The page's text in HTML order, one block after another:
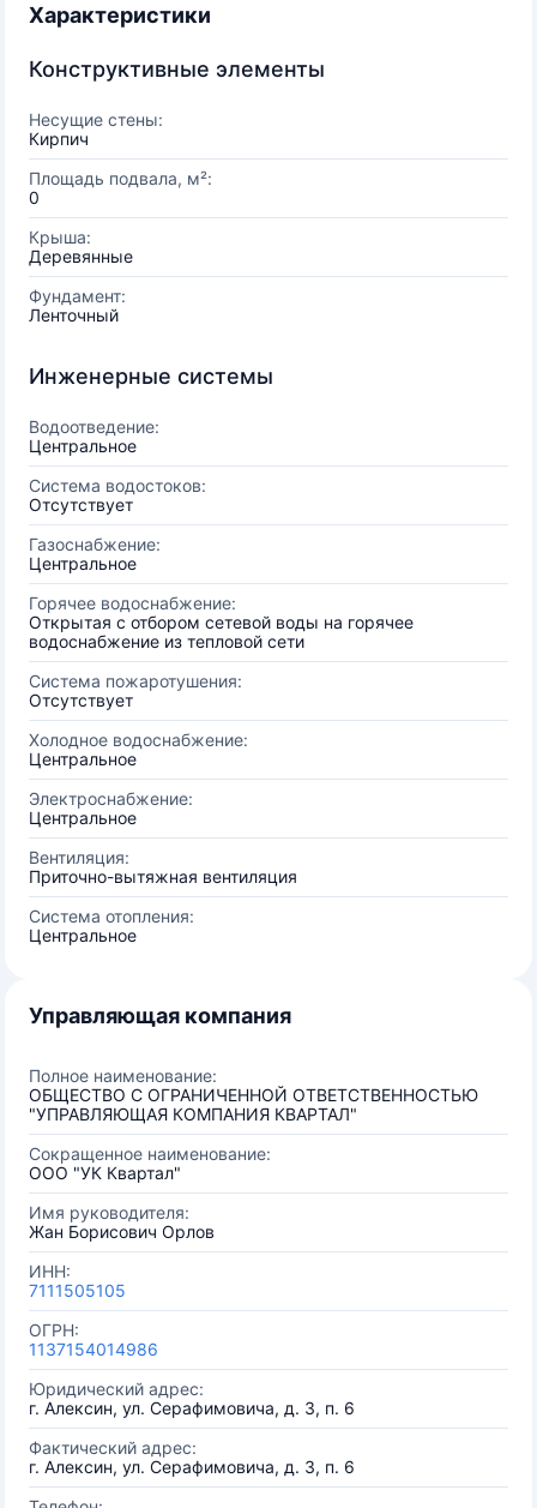
Характеристики
Конструктивные элементы
Несущие стены:
Кирпич
Площадь подвала, м²:
0
Крыша:
Деревянные
Фундамент:
Ленточный
Инженерные системы
Водоотведение:
Центральное
Система водостоков:
Отсутствует
Газоснабжение:
Центральное
Горячее водоснабжение:
Открытая с отбором сетевой воды на горячее
водоснабжение из тепловой сети
Система пожаротушения:
Отсутствует
Холодное водоснабжение:
Центральное
Электроснабжение:
Центральное
Вентиляция:
Приточно-вытяжная вентиляция
Система отопления:
Центральное
Управляющая компания
Полное наименование:
ОБЩЕСТВО С ОГРАНИЧЕННОЙ ОТВЕТСТВЕННОСТЬЮ
"УПРАВЛЯЮЩАЯ КОМПАНИЯ КВАРТАЛ"
Сокращенное наименование:
ООО "УК Квартал"
Имя руководителя:
Жан Борисович Орлов
ИНН:
7111505105
ОГРН:
1137154014986
Юридический адрес:
г. Алексин, ул. Серафимовича, д. 3, п. 6
Фактический адрес:
г. Алексин, ул. Серафимовича, д. 3, п. 6